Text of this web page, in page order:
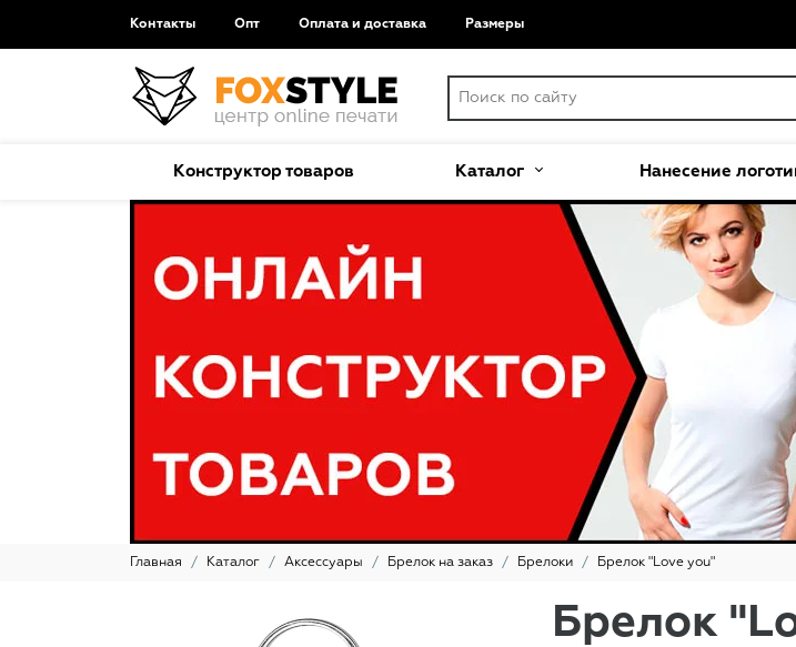
Контакты Опт Оплата и доставка Размеры
Конструктор товаров Каталог Нанесение
Главная Каталог Аксессуары Брелок на заказ Брелоки Брелок "Love you"
Брелок